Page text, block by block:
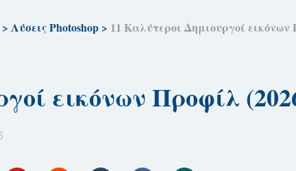
Λύσεις Photoshop> 11 Καλύτεροι Δημιουργοί
εικόνων Προφίλ